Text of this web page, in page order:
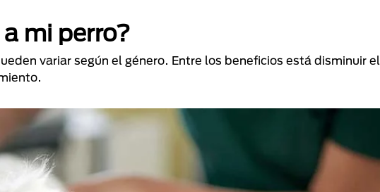
mi perro?
variar según el género. Entre los beneficios está disminuir el